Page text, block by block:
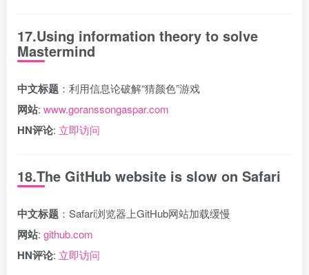
17.Using information theory to solve
Mastermind
中文标题 ：利用信息论破解“猜颜色”游戏
网站: www.goranssongaspar.com
HN评论: 立即访问
18.The GitHub website is slow on Safari
中文标题 ：Safari浏览器上GitHub网站加载缓慢
网站: github.com
HN评论: 立即访问